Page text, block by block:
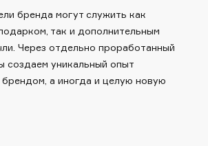
бренда могут служить как
так и дополнительным
Через отдельно проработанный
создаем уникальный опыт
брендом, а иногда и целую новую